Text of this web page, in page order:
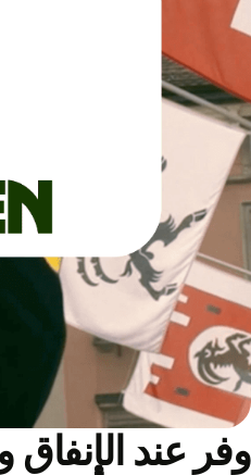
عند الإنفاق